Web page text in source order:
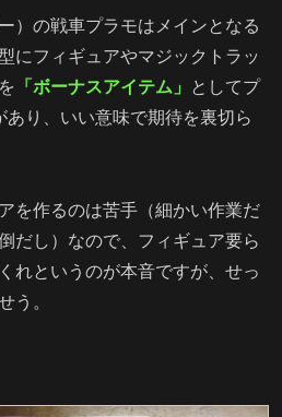
）の戦車プラモはメインとなる
にフィギュアやマジックトラッ
「ボーナスアイテム」 としてプ
り、いい意味で期待を裏切ら
を作るのは苦手（細かい作業だ
だし）なので、フィギュア要ら
れというのが本音ですが、せっ
う。